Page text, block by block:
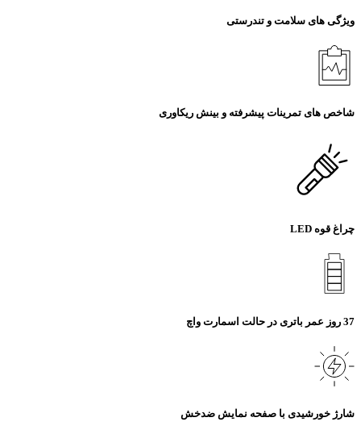
ویژگی های سلامت و تندرستی
شاخص های تمرینات پیشرفته و بینش ریکاوری
چراغ قوه LED
37 روز عمر باتری در حالت اسمارت واچ
شارژ خورشیدی با صفحه نمایش ضدخش